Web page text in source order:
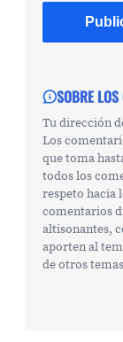
SOBRE
Tu dirección
Los
que toma
todos los
respeto hacia
comentarios
altisonantes,
aporten al
de otros